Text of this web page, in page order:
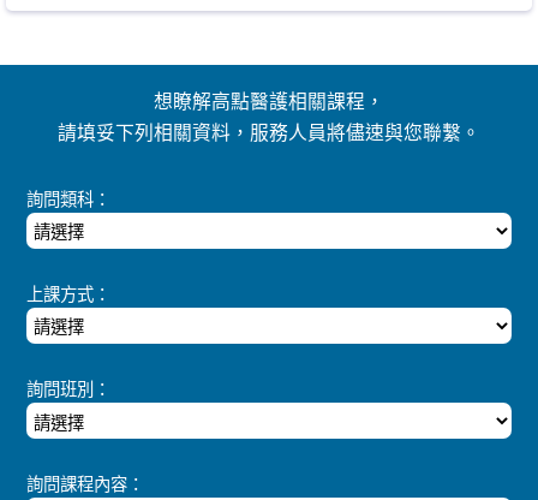
想瞭解高點醫護相關課程，
請填妥下列相關資料，服務人員將儘速與您聯繫。
詢問類科：
上課方式：
詢問班別：
詢問課程內容：